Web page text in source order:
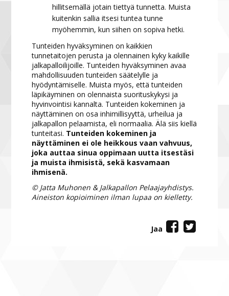
hillitsemällä jotain tiettyä tunnetta. Muista
kuitenkin sallia itsesi tuntea tunne
myöhemmin, kun siihen on sopiva hetki.
Tunteiden hyväksyminen on kaikkien
tunnetaitojen perusta ja olennainen kyky kaikille
jalkapalloilijoille. Tunteiden hyväksyminen avaa
mahdollisuuden tunteiden säätelylle ja
hyödyntämiselle. Muista myös, että tunteiden
läpikäyminen on olennaista suorituskykysi ja
hyvinvointisi kannalta. Tunteiden kokeminen ja
näyttäminen on osa inhimillisyyttä, urheilua ja
jalkapallon pelaamista, eli normaalia. Älä siis kiellä
tunteitasi. Tunteiden kokeminen ja
näyttäminen ei ole heikkous vaan vahvuus,
joka auttaa sinua oppimaan uutta itsestäsi
ja muista ihmisistä, sekä kasvamaan
ihmisenä.
© Jatta Muhonen & Jalkapallon Pelaajayhdistys.
Aineiston kopioiminen ilman lupaa on kielletty.
Jaa